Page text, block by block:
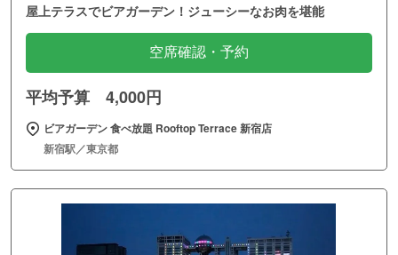
屋上テラスでビアガーデン！ジューシーなお肉を堪能
空席確認・予約
平均予算 4,000円
ビアガーデン 食べ放題 Rooftop Terrace 新宿店
新宿駅／東京都